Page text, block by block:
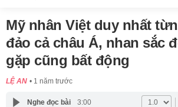
Mỹ nhân Việt duy nhất
đảo cả châu Á, nhan sắc
gặp cũng bất động
LỆ AN 1 năm trước
Nghe đọc bài 3:00